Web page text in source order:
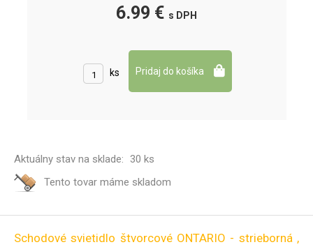
6.99 € s DPH
ks
Aktuálny stav na sklade: 30 ks
Tento tovar máme skladom
Schodové svietidlo štvorcové ONTARIO - strieborná ,